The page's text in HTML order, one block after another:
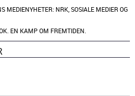
MEDIENYHETER: NRK, SOSIALE MEDIER OG
EN KAMP OM FREMTIDEN.